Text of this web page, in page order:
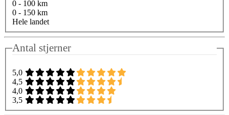
0 - 100 km
0 - 150 km
Hele landet
Antal stjerner
5,0
4,5
4,0
3,5